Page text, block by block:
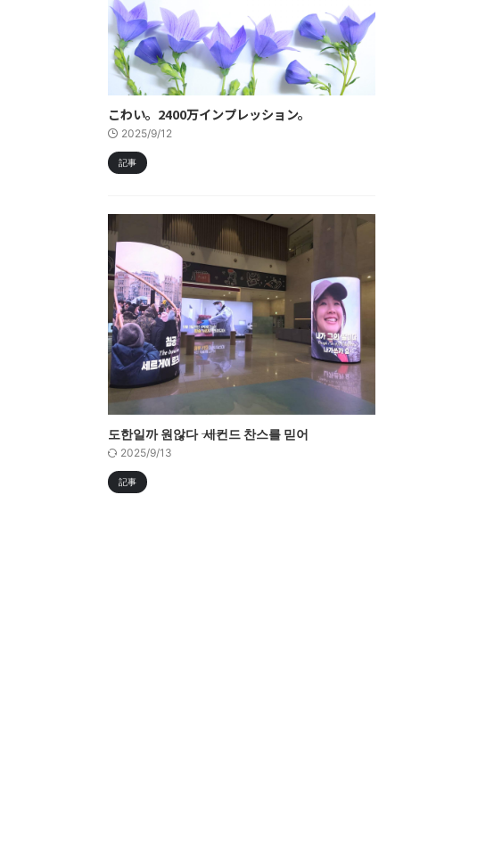
こわい。2400万インプレッション。
2025/9/12
記事
도한일까 원않다 ―― 세컨드 찬스를 믿어
2025/9/13
記事